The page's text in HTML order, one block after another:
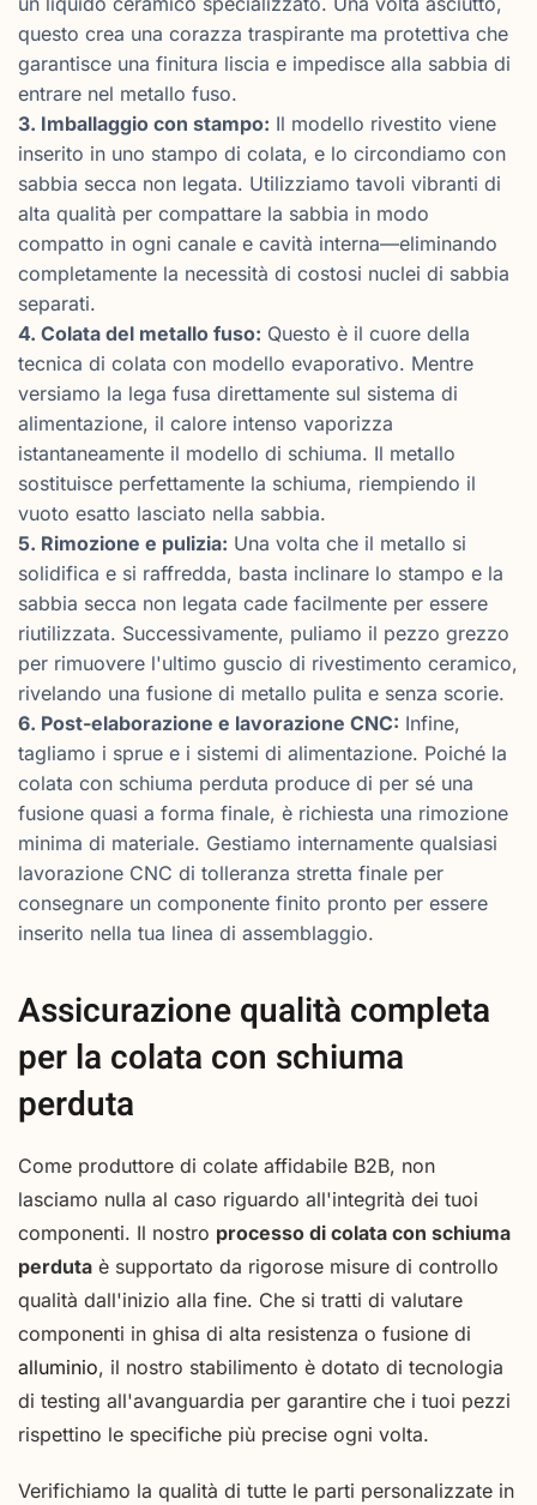
questo crea una corazza traspirante ma protettiva che
garantisce una finitura liscia e impedisce alla sabbia di
entrare nel metallo fuso.
3. Imballaggio con stampo: Il modello rivestito viene
inserito in uno stampo di colata, e lo circondiamo con
sabbia secca non legata. Utilizziamo tavoli vibranti di
alta qualità per compattare la sabbia in modo
compatto in ogni canale e cavità interna—eliminando
completamente la necessità di costosi nuclei di sabbia
separati.
4. Colata del metallo fuso: Questo è il cuore della
tecnica di colata con modello evaporativo. Mentre
versiamo la lega fusa direttamente sul sistema di
alimentazione, il calore intenso vaporizza
istantaneamente il modello di schiuma. Il metallo
sostituisce perfettamente la schiuma, riempiendo il
vuoto esatto lasciato nella sabbia.
5. Rimozione e pulizia: Una volta che il metallo si
solidifica e si raffredda, basta inclinare lo stampo e la
sabbia secca non legata cade facilmente per essere
riutilizzata. Successivamente, puliamo il pezzo grezzo
per rimuovere l'ultimo guscio di rivestimento ceramico,
rivelando una fusione di metallo pulita e senza scorie.
6. Post-elaborazione e lavorazione CNC: Infine,
tagliamo i sprue e i sistemi di alimentazione. Poiché la
colata con schiuma perduta produce di per sé una
fusione quasi a forma finale, è richiesta una rimozione
minima di materiale. Gestiamo internamente qualsiasi
lavorazione CNC di tolleranza stretta finale per
consegnare un componente finito pronto per essere
inserito nella tua linea di assemblaggio.
Assicurazione qualità completa
per la colata con schiuma
perduta
Come produttore di colate affidabile B2B, non
lasciamo nulla al caso riguardo all'integrità dei tuoi
componenti. Il nostro processo di colata con schiuma
perduta è supportato da rigorose misure di controllo
qualità dall'inizio alla fine. Che si tratti di valutare
componenti in ghisa di alta resistenza o fusione di
alluminio, il nostro stabilimento è dotato di tecnologia
di testing all'avanguardia per garantire che i tuoi pezzi
rispettino le specifiche più precise ogni volta.
Verifichiamo la qualità di tutte le parti personalizzate in